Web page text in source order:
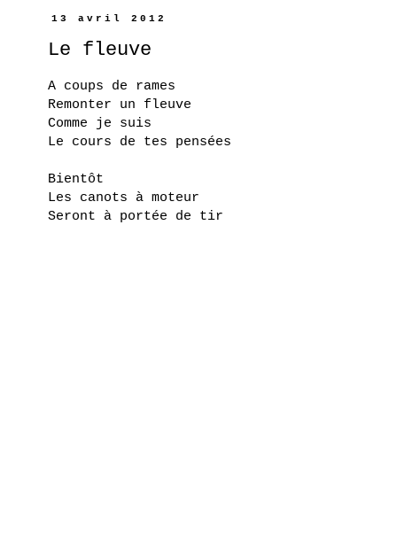
13 avril 2012
Le fleuve
A coups de rames
Remonter un fleuve
Comme je suis
Le cours de tes pensées
Bientôt
Les canots à moteur
Seront à portée de tir